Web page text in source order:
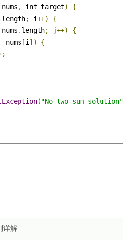
nums , int target)
{
. length; i++)
{
nums . length; j++)
{
nums [i ])
{
( "No two sum solution"
详解